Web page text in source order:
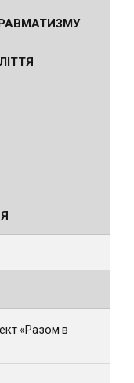
«Разом в